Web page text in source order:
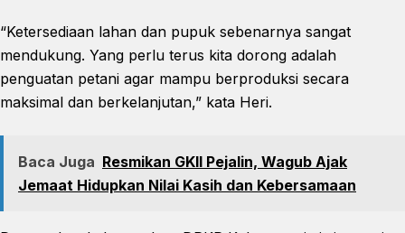
“Ketersediaan lahan dan pupuk sebenarnya sangat
mendukung. Yang perlu terus kita dorong adalah
penguatan petani agar mampu berproduksi secara
maksimal dan berkelanjutan,” kata Heri.
Baca Juga Resmikan GKII Pejalin, Wagub Ajak
Jemaat Hidupkan Nilai Kasih dan Kebersamaan